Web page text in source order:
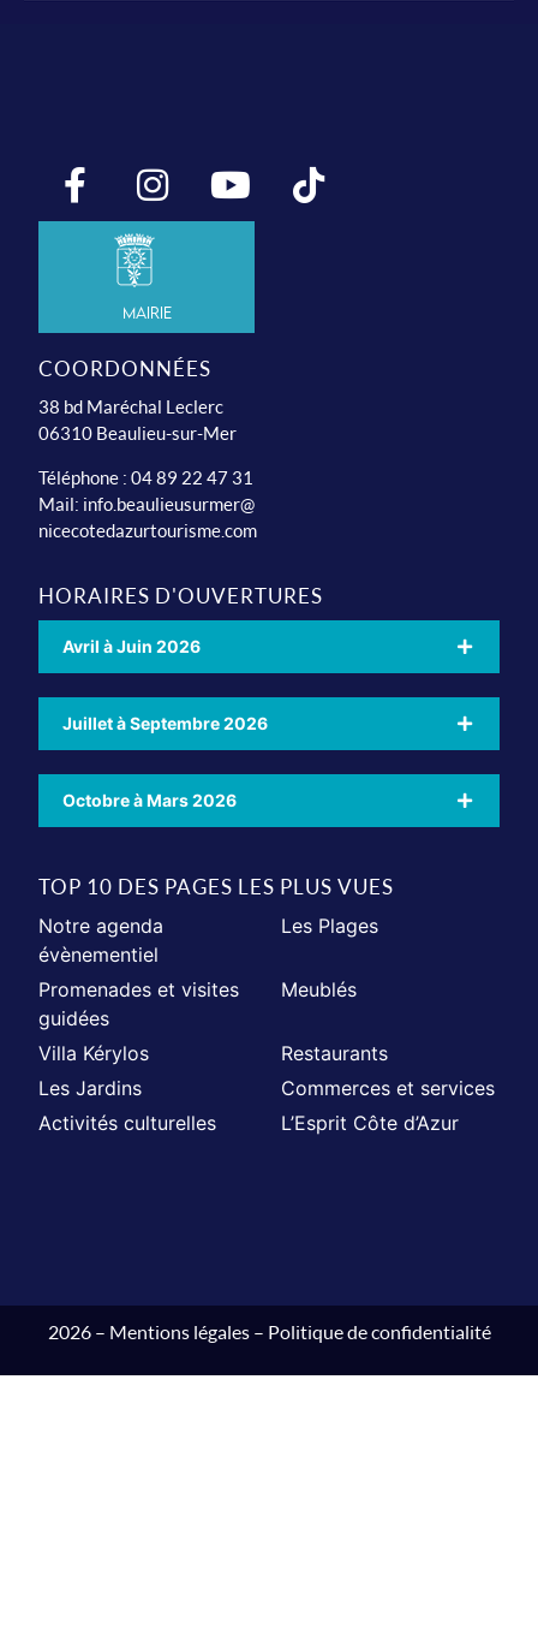
Mairie
COORDONNÉES
38 bd Maréchal Leclerc
06310 Beaulieu-sur-Mer
Téléphone : 04 89 22 47 31
Mail: info.beaulieusurmer@
nicecotedazurtourisme.com
HORAIRES D'OUVERTURES
Avril à Juin 2026
Juillet à Septembre 2026
Octobre à Mars 2026
TOP 10 DES PAGES LES PLUS VUES
Notre agenda
évènementiel
Les Plages
Promenades et visites
guidées
Meublés
Villa Kérylos
Restaurants
Les Jardins
Commerces et services
Activités culturelles
L’Esprit Côte d’Azur
2026 – Mentions légales– Politique de confidentialité